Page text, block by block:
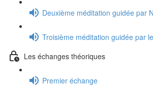
Deuxième méditation guidée par
Troisième méditation guidée par
Les échanges théoriques
Premier échange